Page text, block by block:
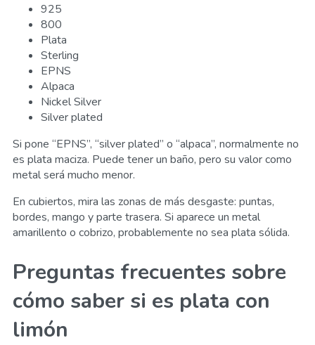
925
800
Plata
Sterling
EPNS
Alpaca
Nickel Silver
Silver plated
Si pone “EPNS”, “silver plated” o “alpaca”, normalmente no
es plata maciza. Puede tener un baño, pero su valor como
metal será mucho menor.
En cubiertos, mira las zonas de más desgaste: puntas,
bordes, mango y parte trasera. Si aparece un metal
amarillento o cobrizo, probablemente no sea plata sólida.
Preguntas frecuentes sobre
cómo saber si es plata con
limón